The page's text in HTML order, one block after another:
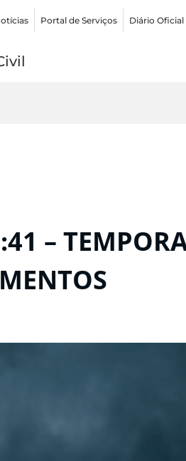
Portal de Serviços Diário Oficial
–